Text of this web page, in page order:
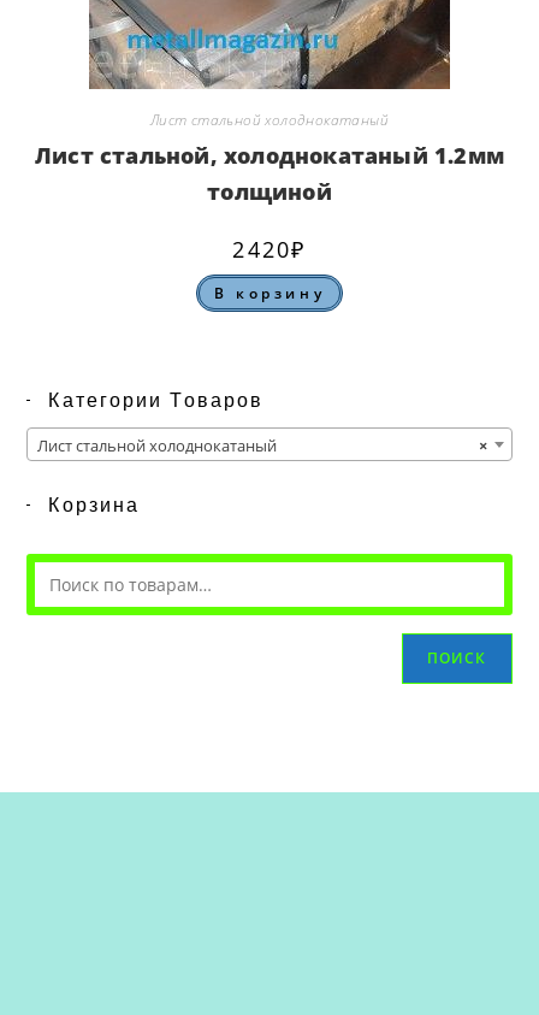
Лист стальной холоднокатаный
Лист стальной, холоднокатаный 1.2мм
толщиной
2420₽
В корзину
Категории Товаров
×
Лист стальной холоднокатаный
Корзина
ПОИСК